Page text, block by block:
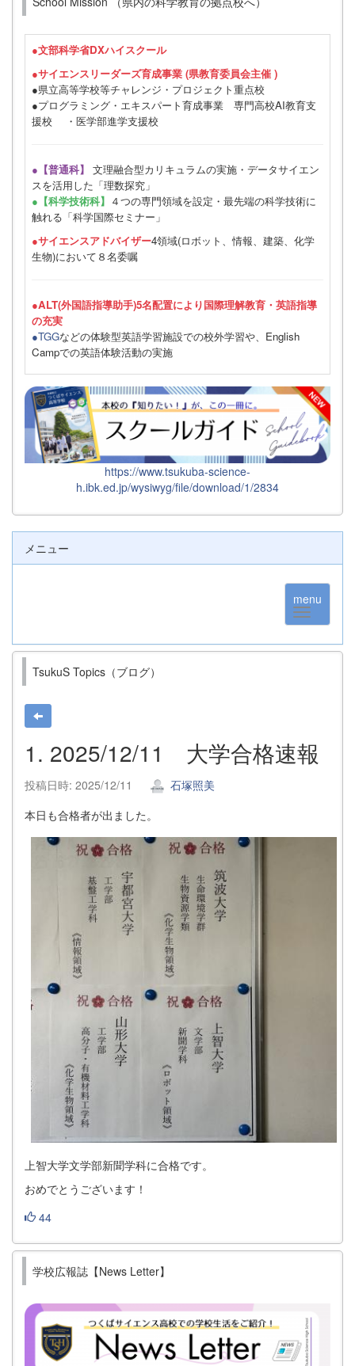
●文部科学省DXハイスクール
●サイエンスリーダーズ育成事業 (県教育委員会主催 )
●県立高等学校等チャレンジ・プロジェクト重点校
●プログラミング・エキスパート育成事業 専門高校AI教育支
援校 ・医学部進学支援校
●【普通科】 文理融合型カリキュラムの実施・データサイエン
スを活用した「理数探究」
●【科学技術科】 ４つの専門領域を設定・最先端の科学技術に
触れる「科学国際セミナー」
●サイエンスアドバイザー4領域(ロボット、情報、建築、化学
生物)において８名委嘱
●ALT(外国語指導助手)5名配置により国際理解教育・英語指導
の充実
●TGGなどの体験型英語学習施設での校外学習や、English
Campでの英語体験活動の実施
https://www.tsukuba-science-
h.ibk.ed.jp/wysiwyg/file/download/1/2834
メニュー
menu
TsukuS Topics（ブログ）
1. 2025/12/11 大学合格速報
投稿日時: 2025/12/11
石塚照美
本日も合格者が出ました。
上智大学文学部新聞学科に合格です。
おめでとうございます！
44
学校広報誌【News Letter】